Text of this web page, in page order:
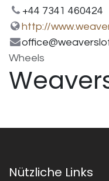
+44 7341 460424
http://
Wheels
Nützliche Links